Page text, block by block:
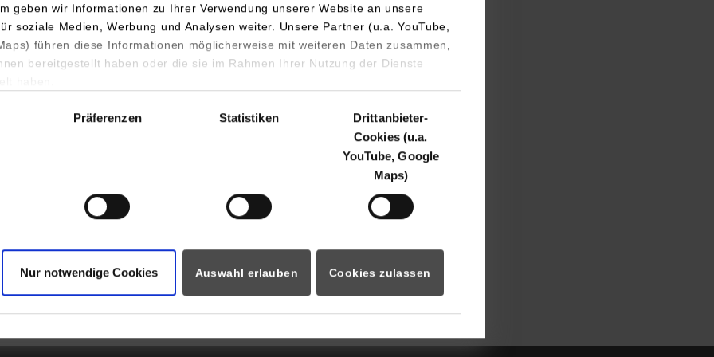
geben wir Informationen zu Ihrer Verwendung unserer Website an unsere
soziale Medien, Werbung und Analysen weiter. Unsere Partner (u.a. YouTube,
führen diese Informationen möglicherweise mit weiteren Daten zusammen,
bereitgestellt haben oder die sie im Rahmen Ihrer Nutzung der Dienste
Präferenzen Statistiken
Drittanbieter-
Cookies (u.a.
YouTube, Google
Maps)
Nur notwendige Cookies Auswahl erlauben Cookies zulassen
2025 (PDF)
2024 (PDF)
2023 (PDF)